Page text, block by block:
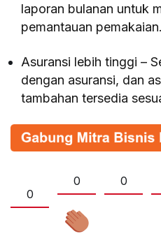
laporan bulanan untuk
pemantauan pemakaian.
Asuransi lebih tinggi –
dengan asuransi, dan
tambahan tersedia
0
0 0